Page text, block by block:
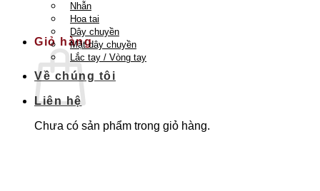
Quay trở lại cửa hàng
Giỏ hàng
Chưa có sản phẩm trong giỏ hàng.
Nhẫn
Hoa tai
Dây chuyền
Mặt dây chuyền
Lắc tay / Vòng tay
Về chúng tôi
Liên hệ